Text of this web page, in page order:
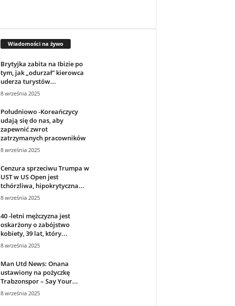
Wiadomości na żywo
Brytyjka zabita na Ibizie po
tym, jak „odurzał” kierowca
uderza turystów...
8 września 2025
Południowo -Koreańczycy
udają się do nas, aby
zapewnić zwrot
zatrzymanych pracowników
8 września 2025
Cenzura sprzeciwu Trumpa w
UST w US Open jest
tchórzliwa, hipokrytyczna...
8 września 2025
40 -letni mężczyzna jest
oskarżony o zabójstwo
kobiety, 39 lat, który...
8 września 2025
Man Utd News: Onana
ustawiony na pożyczkę
Trabzonspor – Say Your...
8 września 2025